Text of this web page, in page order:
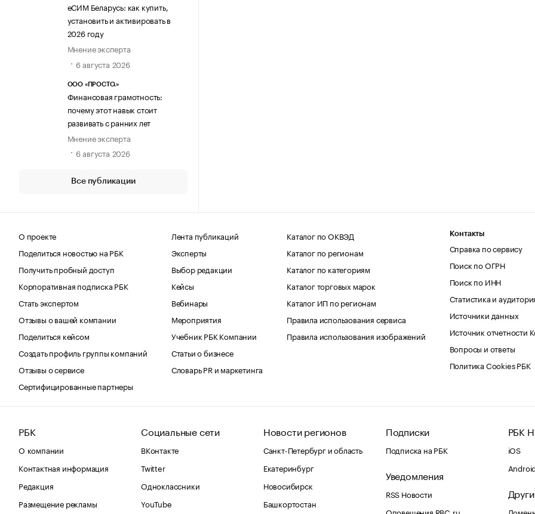
еСИМ Беларусь: как купить,
установить и активировать в
2026 году
Мнение эксперта
6 августа 2026
ООО «ПРОСТО.»
Финансовая грамотность:
почему этот навык стоит
развивать с ранних лет
Мнение эксперта
6 августа 2026
Все публикации
О проекте
Поделиться новостью на РБК
Получить пробный доступ
Корпоративная подписка РБК
Стать экспертом
Отзывы о вашей компании
Поделиться кейсом
Создать профиль группы компаний
Отзывы о сервисе
Сертифицированные партнеры
Лента публикаций
Эксперты
Выбор редакции
Кейсы
Вебинары
Мероприятия
Учебник РБК Компании
Статьи о бизнесе
Словарь PR и маркетинга
Каталог по ОКВЭД
Каталог по регионам
Каталог по категориям
Каталог торговых марок
Каталог ИП по регионам
Правила использования сервиса
Правила использования изображений
Контакты
Справка по сервису
Поиск по ОГРН
Поиск по ИНН
Статистика и
Источники данных
Источник отчетности
Вопросы и ответы
Политика Cookies РБК
РБК
О компании
Контактная информация
Редакция
Размещение рекламы
Социальные сети
ВКонтакте
Twitter
Одноклассники
YouTube
Новости регионов
Санкт-Петербург и область
Екатеринбург
Новосибирск
Башкортостан
Подписки
Подписка на РБК
Уведомления
RSS Новости
Оповещения RBC.ru
РБК
iOS